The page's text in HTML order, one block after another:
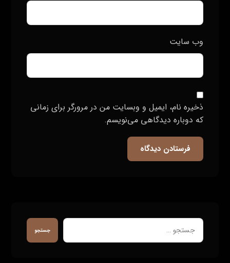
وب‌ سایت
ذخیره نام، ایمیل و وبسایت من در مرورگر برای زمانی
که دوباره دیدگاهی می‌نویسم.
فرستادن دیدگاه
جستجو